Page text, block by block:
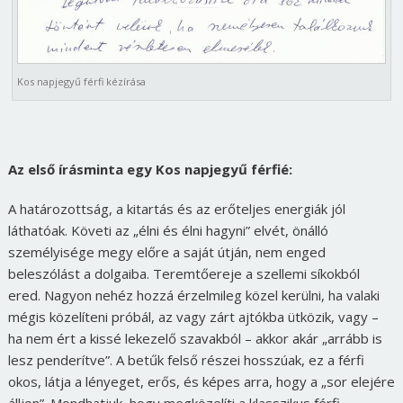
Kos napjegyű férfi kézírása
Az első írásminta egy Kos napjegyű férfié:
A határozottság, a kitartás és az erőteljes energiák jól
láthatóak. Követi az „élni és élni hagyni” elvét, önálló
személyisége megy előre a saját útján, nem enged
beleszólást a dolgaiba. Teremtőereje a szellemi síkokból
ered. Nagyon nehéz hozzá érzelmileg közel kerülni, ha valaki
mégis közelíteni próbál, az vagy zárt ajtókba ütközik, vagy –
ha nem ért a kissé lekezelő szavakból – akkor akár „arrább is
lesz penderítve”. A betűk felső részei hosszúak, ez a férfi
okos, látja a lényeget, erős, és képes arra, hogy a „sor elejére